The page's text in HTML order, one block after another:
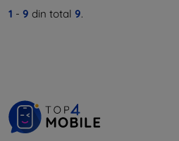
1 - 9 din total 9.